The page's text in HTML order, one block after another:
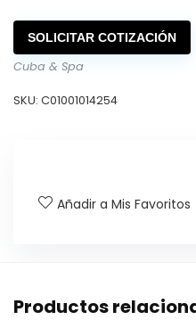
SOLICITAR COTIZACIÓN
Cuba & Spa
SKU: C01001014254
Añadir a Mis Favoritos
Productos